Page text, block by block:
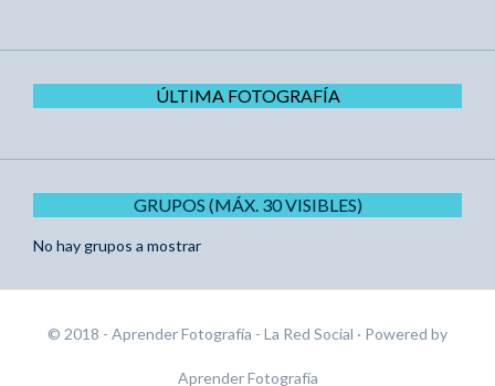
ÚLTIMA FOTOGRAFÍA
GRUPOS (MÁX. 30 VISIBLES)
No hay grupos a mostrar
© 2018 - Aprender Fotografía - La Red Social · Powered by
Aprender Fotografía